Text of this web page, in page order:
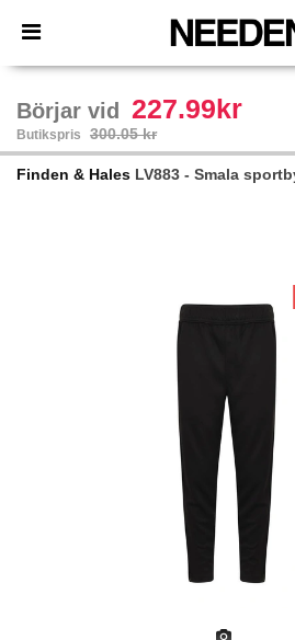
× Needen-app
Bättre priser i appen!
Börjar vid 227.99kr
Butikspris 300.05 kr
Finden & Hales LV883 - Smala